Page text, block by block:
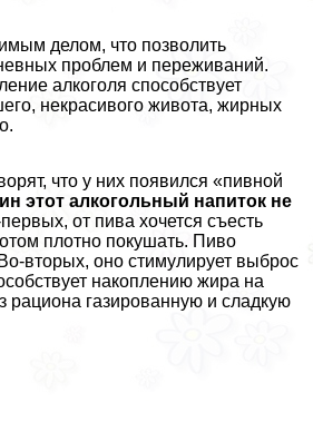
делом, что позволить
проблем и переживаний.
алкоголя способствует
некрасивого живота, жирных
что у них появился «пивной
этот алкогольный напиток не
от пива хочется съесть
плотно покушать. Пиво
вторых, оно стимулирует выброс
накоплению жира на
рациона газированную и сладкую